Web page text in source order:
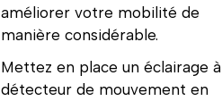
améliorer votre mobilité de
manière considérable.
Mettez en place un éclairage à
détecteur de mouvement en